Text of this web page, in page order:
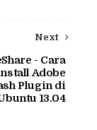
Next
- Cara
Adobe
Plugin di
13.04